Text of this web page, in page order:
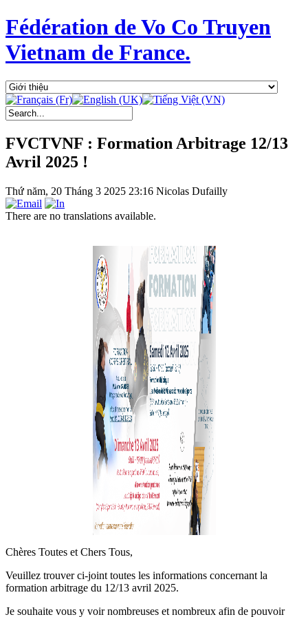
Fédération de Vo Co Truyen
Vietnam de France.
FVCTVNF : Formation Arbitrage 12/13
Avril 2025 !
Thứ năm, 20 Tháng 3 2025 23:16 Nicolas Dufailly
There are no translations available.
Chères Toutes et Chers Tous,
Veuillez trouver ci-joint toutes les informations concernant la
formation arbitrage du 12/13 avril 2025.
Je souhaite vous y voir nombreuses et nombreux afin de pouvoir